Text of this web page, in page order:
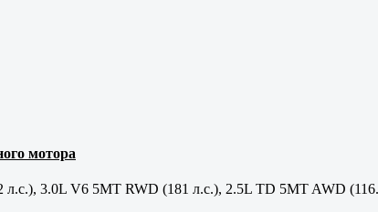
мотора
3.0L V6 5MT RWD (181 л.с.), 2.5L TD 5MT AWD